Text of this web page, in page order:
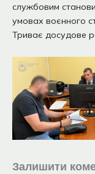
службовим
умовах воєнного
Триває досудове
Залишити